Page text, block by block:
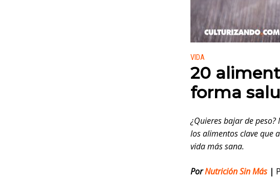
Publicado en:
VIDA
20
forma
¿Quieres bajar de
los alimentos clave que
vida más sana.
PorNutrición Sin Más|